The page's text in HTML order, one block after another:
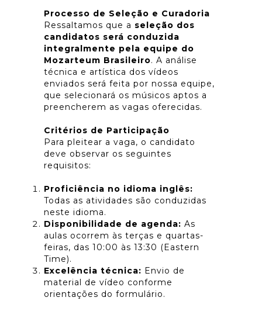
Processo de Seleção e Curadoria
Ressaltamos que a seleção dos
candidatos será conduzida
integralmente pela equipe do
Mozarteum Brasileiro. A análise
técnica e artística dos vídeos
enviados será feita por nossa equipe,
que selecionará os músicos aptos a
preencherem as vagas oferecidas.
Critérios de Participação
Para pleitear a vaga, o candidato
deve observar os seguintes
requisitos:
Proficiência no idioma inglês:
Todas as atividades são conduzidas
neste idioma.
Disponibilidade de agenda: As
aulas ocorrem às terças e quartas-
feiras, das 10:00 às 13:30 (Eastern
Time).
Excelência técnica: Envio de
material de vídeo conforme
orientações do formulário.